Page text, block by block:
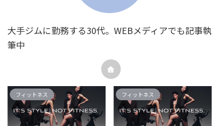
大手ジムに勤務する30代。WEBメディアでも記事執
筆中
フィットネス フィットネス